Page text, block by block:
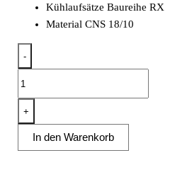
Kühlaufsätze Baureihe RX
Material CNS 18/10
-
1/4
für
RX1500
+
In den Warenkorb